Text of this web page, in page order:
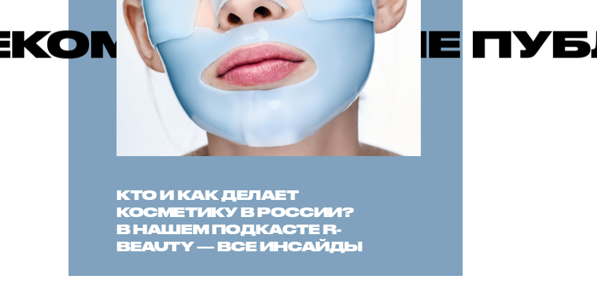
ПУБЛИКАЦИИ
КТО И КАК ДЕЛАЕТ
КОСМЕТИКУ В РОССИИ?
В НАШЕМ ПОДКАСТЕ R-
BEAUTY — ВСЕ ИНСАЙДЫ